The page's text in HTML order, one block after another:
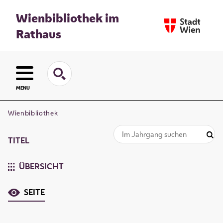
Wienbibliothek im
Rathaus
MENU
Wienbibliothek
TITEL
ÜBERSICHT
SEITE